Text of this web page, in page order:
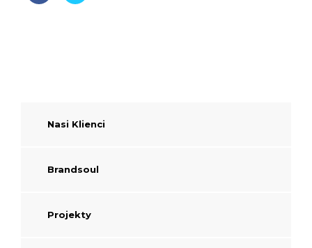
Nasi Klienci
Brandsoul
Projekty